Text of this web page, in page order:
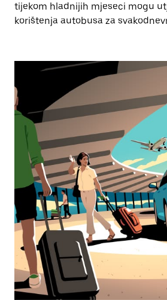
tijekom hladnijih mjeseci mogu
korištenja autobusa za